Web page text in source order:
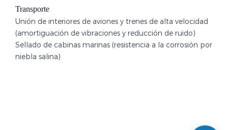
Transporte
Unión de interiores de aviones y trenes de alta velocidad
(amortiguación de vibraciones y reducción de ruido)
Sellado de cabinas marinas (resistencia a la corrosión por
niebla salina)